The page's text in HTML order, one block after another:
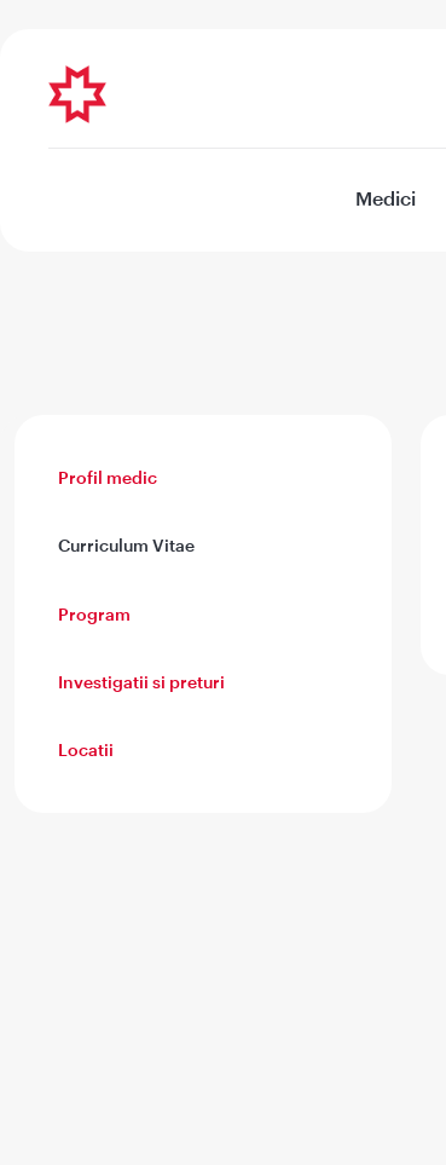
Medici
Profil medic
Curriculum Vitae
Program
Investigatii si preturi
Locatii